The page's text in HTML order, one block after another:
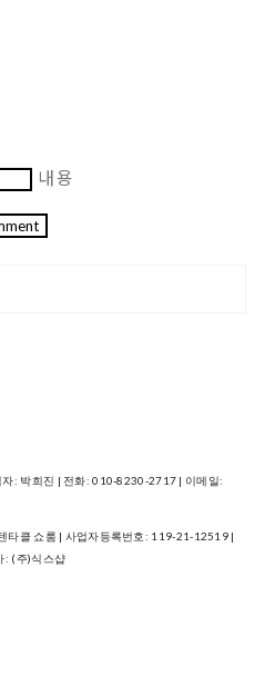
내용
: 박희진 | 전화: 010-8230-2717 | 이메일:
타클 쇼룸 | 사업자등록번호: 119-21-12519 |
: (주)식스샵